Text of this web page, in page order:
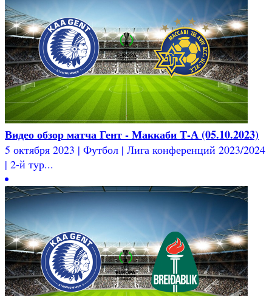
Видео обзор матча Гент - Маккаби Т-А (05.10.2023)
5 октября 2023 | Футбол | Лига конференций 2023/2024
| 2-й тур...